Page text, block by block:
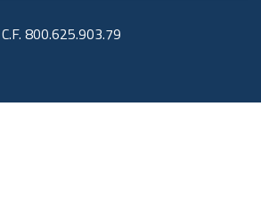
C.F. 800.625.903.79